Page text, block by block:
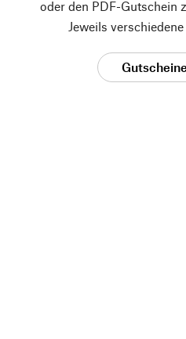
oder den PDF-Gutschein
Jeweils